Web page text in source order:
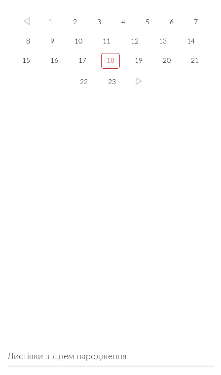
1 2 3 4 5 6 7
8 9 10 11 12 13 14
15 16 17 18 19 20 21
22 23
Листівки з Днем народження